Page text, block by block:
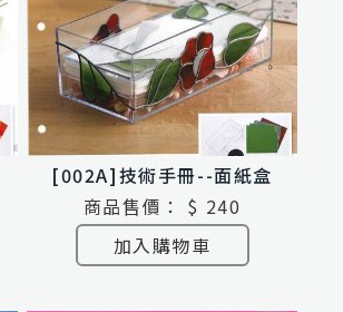
[002A]技術手冊--面紙盒
商品售價：
$ 240
加入購物車